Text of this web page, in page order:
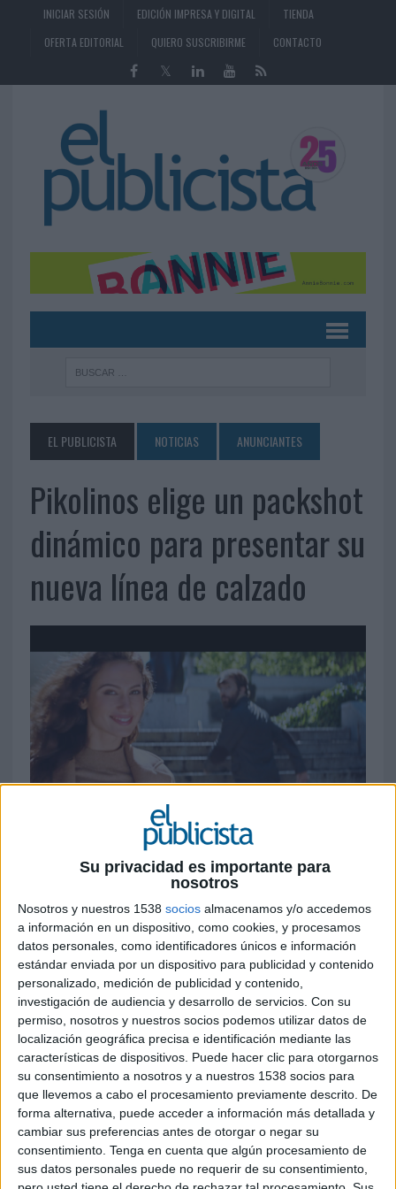
Su privacidad es importante para
nosotros
Nosotros y nuestros 1538 socios almacenamos y/o accedemos
a información en un dispositivo, como cookies, y procesamos
datos personales, como identificadores únicos e información
estándar enviada por un dispositivo para publicidad y contenido
personalizado, medición de publicidad y contenido,
investigación de audiencia y desarrollo de servicios. Con su
permiso, nosotros y nuestros socios podemos utilizar datos de
localización geográfica precisa e identificación mediante las
características de dispositivos. Puede hacer clic para otorgarnos
su consentimiento a nosotros y a nuestros 1538 socios para
que llevemos a cabo el procesamiento previamente descrito. De
forma alternativa, puede acceder a información más detallada y
cambiar sus preferencias antes de otorgar o negar su
consentimiento. Tenga en cuenta que algún procesamiento de
sus datos personales puede no requerir de su consentimiento,
INICIAR SESIÓN EDICIÓN IMPRESA Y DIGITAL
TIENDA
OFERTA EDITORIAL
QUIERO SUSCRIBIRME CONTACTO
EL PUBLICISTA NOTICIAS ANUNCIANTES
Pikolinos elige un packshot
dinámico para presentar su
nueva línea de calzado
30 DE OCTUBRE DE 2019
Tras la anterior campaña de verano, la
marca de calzado apuesta por seguir
mostrando al mundo su compromiso con
una comodidad que se traslada a una forma
de ver la vida
Pikolinos sale a los medios de nuevo con su
nueva campaña para la temporada Otoño-
invierno bajo el eslogan de marca ‘Get comfy and
smile’, donde se ha creado un nuevospotlleno de
dinamismo, optimismo y frescura. El enfoque de
la nueva campaña responde a términos más
urbanos que la de verano, donde la marca de
calzado muestra un otoño e invierno que invita a
moverse, a no quedarse quieto ni encerrado en
casa, sino todo lo contrario.